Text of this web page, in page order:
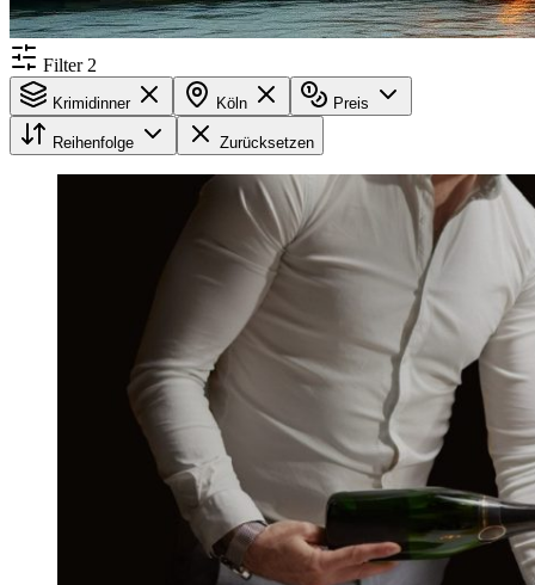
Filter 2
Krimidinner Köln Preis
Reihenfolge Zurücksetzen